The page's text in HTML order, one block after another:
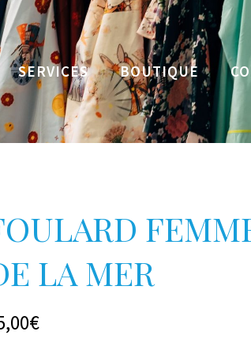
SERVICES BOUTIQUE
LA MER
€